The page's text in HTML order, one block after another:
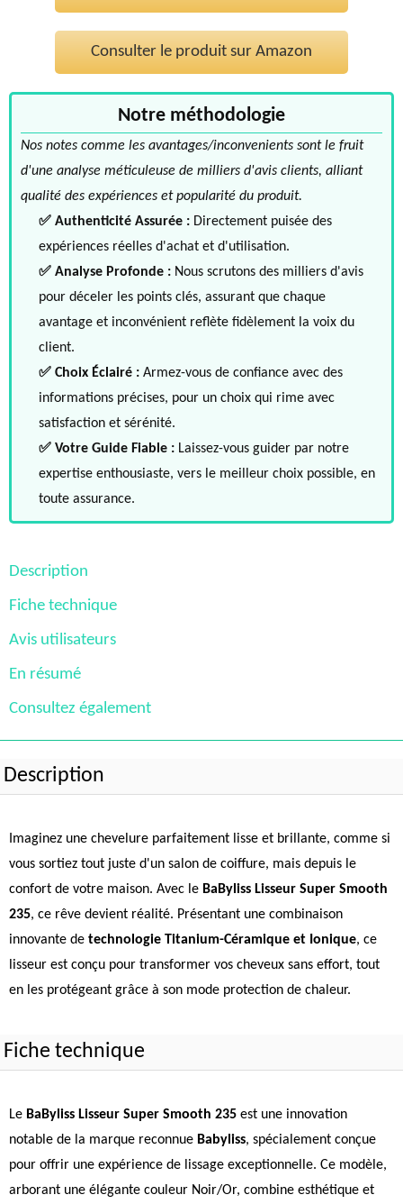
Consulter le produit sur Amazon
Notre méthodologie
Nos notes comme les avantages/inconvenients sont le fruit
d'une analyse méticuleuse de milliers d'avis clients, alliant
qualité des expériences et popularité du produit.
✅ Authenticité Assurée : Directement puisée des
expériences réelles d'achat et d'utilisation.
✅ Analyse Profonde : Nous scrutons des milliers d'avis
pour déceler les points clés, assurant que chaque
avantage et inconvénient reflète fidèlement la voix du
client.
✅ Choix Éclairé : Armez-vous de confiance avec des
informations précises, pour un choix qui rime avec
satisfaction et sérénité.
✅ Votre Guide Fiable : Laissez-vous guider par notre
expertise enthousiaste, vers le meilleur choix possible, en
toute assurance.
Description
Fiche technique
Avis utilisateurs
En résumé
Consultez également
Description
Imaginez une chevelure parfaitement lisse et brillante, comme si
vous sortiez tout juste d'un salon de coiffure, mais depuis le
confort de votre maison. Avec le BaByliss Lisseur Super Smooth
235, ce rêve devient réalité. Présentant une combinaison
innovante de technologie Titanium-Céramique et Ionique, ce
lisseur est conçu pour transformer vos cheveux sans effort, tout
en les protégeant grâce à son mode protection de chaleur.
Fiche technique
Le BaByliss Lisseur Super Smooth 235 est une innovation
notable de la marque reconnue Babyliss, spécialement conçue
pour offrir une expérience de lissage exceptionnelle. Ce modèle,
arborant une élégante couleur Noir/Or, combine esthétique et